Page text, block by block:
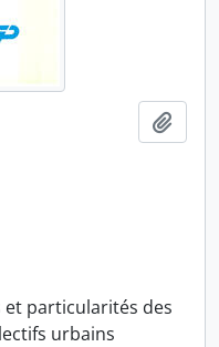
particularités des
urbains